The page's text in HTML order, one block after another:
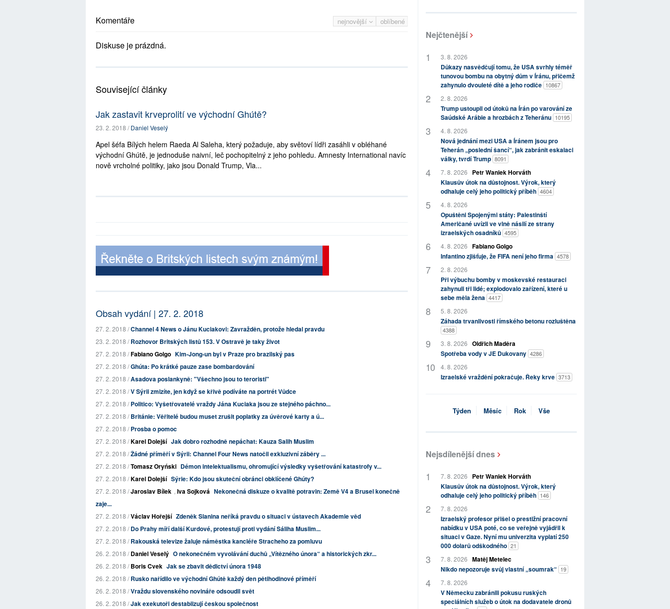
nejnovější oblíbené
Komentáře
Diskuse je prázdná.
Související články
Jak zastavit krveprolití ve východní Ghútě?
23. 2. 2018 /Daniel Veselý
Apel šéfa Bílých helem Raeda Al Saleha, který požaduje, aby světoví lídři zasáhli v obléhané
východní Ghútě, je jednoduše naivní, leč pochopitelný z jeho pohledu. Amnesty International navíc
nově vrcholné politiky, jako jsou Donald Trump, Vla...
Obsah vydání | 27. 2. 2018
27. 2. 2018 /Channel 4 News o Jánu Kuciakovi: Zavražděn, protože hledal pravdu
23. 2. 2018 /Rozhovor Britských listů 153. V Ostravě je taky život
27. 2. 2018 /Fabiano Golgo Kim-Jong-un byl v Praze pro brazilský pas
27. 2. 2018 /Ghúta: Po krátké pauze zase bombardování
27. 2. 2018 /Asadova poslankyně: "Všechno jsou to teroristi"
27. 2. 2018 /V Sýrii zmizíte, jen když se křivě podíváte na portrét Vůdce
27. 2. 2018 /Politico: Vyšetřovatelé vraždy Jána Kuciaka jsou ze stejného páchno...
27. 2. 2018 /Británie: Věřitelé budou muset zrušit poplatky za úvěrové karty a ú...
27. 2. 2018 /Prosba o pomoc
27. 2. 2018 /Karel Dolejší Jak dobro rozhodně nepáchat: Kauza Salih Muslim
27. 2. 2018 /Žádné příměří v Sýrii: Channel Four News natočil exkluzivní záběry ...
27. 2. 2018 /Tomasz Oryński Démon intelektualismu, ohromující výsledky vyšetřování katastrofy v...
27. 2. 2018 /Karel Dolejší Sýrie: Kdo jsou skuteční obránci obklíčené Ghúty?
27. 2. 2018 /Jaroslav Bílek , Iva Sojková Nekonečná diskuze o kvalitě potravin: Země V4 a Brusel konečně
zaje...
27. 2. 2018 /Václav Hořejší Zdeněk Slanina neříká pravdu o situaci v ústavech Akademie věd
27. 2. 2018 /Do Prahy míří další Kurdové, protestují proti vydání Sáliha Muslim...
27. 2. 2018 /Rakouská televize žaluje náměstka kancléře Stracheho za pomluvu
26. 2. 2018 /Daniel Veselý O nekonečném vyvolávání duchů „Vítězného února“ a historických zkr...
26. 2. 2018 /Boris Cvek Jak se zbavit dědictví února 1948
26. 2. 2018 /Rusko nařídilo ve východní Ghútě každý den pětihodinové příměří
26. 2. 2018 /Vraždu slovenského novináře odsoudil svět
26. 2. 2018 /Jak exekutoři destabiizují českou společnost
Nejčtenější
3. 8. 2026
Důkazy nasvědčují tomu, že USA svrhly téměř
tunovou bombu na obytný dům v Íránu, přičemž
zahynulo dvouleté dítě a jeho rodiče 10867
2. 8. 2026
Trump ustoupil od útoků na Írán po varování ze
Saúdské Arábie a hrozbách z Teheránu 10195
4. 8. 2026
Nová jednání mezi USA a Íránem jsou pro
Teherán „poslední šancí“, jak zabránit eskalaci
války, tvrdí Trump 8091
7. 8. 2026
Petr Waniek Horváth
Klausův útok na důstojnost. Výrok, který
odhaluje celý jeho politický příběh 4604
4. 8. 2026
Opuštěni Spojenými státy: Palestinští
Američané uvízli ve vlně násilí ze strany
izraelských osadníků 4595
4. 8. 2026 Fabiano Golgo
Infantino zjišťuje, že FIFA není jeho firma 4578
2. 8. 2026
Při výbuchu bomby v moskevské restauraci
zahynuli tři lidé; explodovalo zařízení, které u
sebe měla žena 4417
5. 8. 2026
Záhada trvanlivosti římského betonu rozluštěna
4388
3. 8. 2026 Oldřich Maděra
Spotřeba vody v JE Dukovany 4286
4. 8. 2026
Izraelské vraždění pokračuje. Řeky krve 3713
Týden Měsíc Rok Vše
Nejsdílenější dnes
7. 8. 2026
Petr Waniek Horváth
Klausův útok na důstojnost. Výrok, který
odhaluje celý jeho politický příběh 146
7. 8. 2026
Izraelský profesor přišel o prestižní pracovní
nabídku v USA poté, co se veřejně vyjádřil k
situaci v Gaze. Nyní mu univerzita vyplatí 250
000 dolarů odškodného 21
7. 8. 2026 Matěj Metelec
Nikdo nepozoruje svůj vlastní „soumrak“ 19
7. 8. 2026
V Německu zabránili pokusu ruských
speciálních služeb o útok na dodavatele dronů